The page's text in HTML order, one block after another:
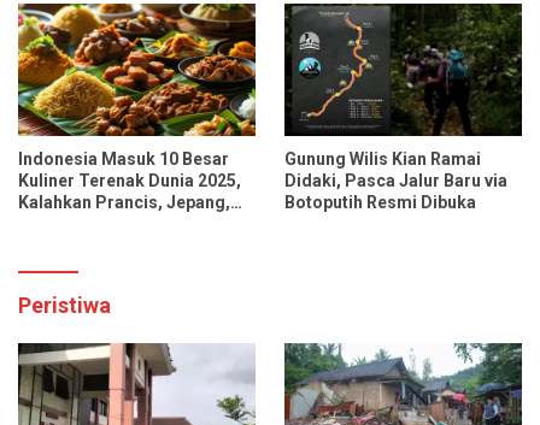
Media Nasional
Indonesia Masuk 10 Besar
Kuliner Terenak Dunia 2025,
Kalahkan Prancis, Jepang,
Gunung Wilis Kian Ramai
Didaki, Pasca Jalur Baru via
Botoputih Resmi Dibuka
Peristiwa